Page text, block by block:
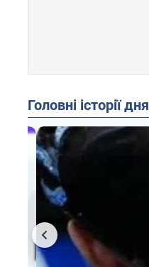
Головні історії дня